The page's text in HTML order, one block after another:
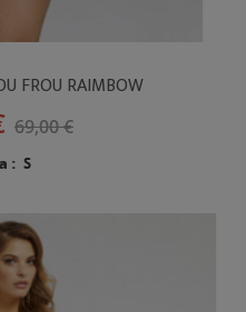
FROU RAIMBOW
69,00 €
: S